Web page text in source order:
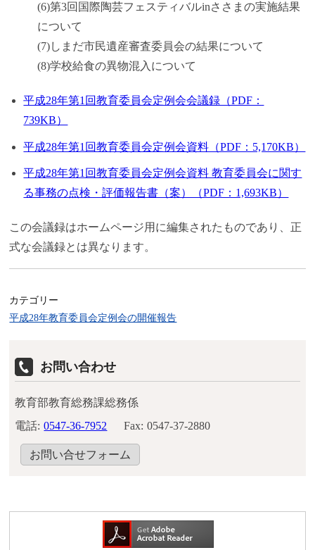
(6)第3回国際陶芸フェスティバルinささまの実施結果
について
(7)しまだ市民遺産審査委員会の結果について
(8)学校給食の異物混入について
平成28年第1回教育委員会定例会会議録（PDF：
739KB）
平成28年第1回教育委員会定例会資料（PDF：5,170KB）
平成28年第1回教育委員会定例会資料 教育委員会に関す
る事務の点検・評価報告書（案）（PDF：1,693KB）
この会議録はホームページ用に編集されたものであり、正
式な会議録とは異なります。
カテゴリー
平成28年教育委員会定例会の開催報告
お問い合わせ
教育部教育総務課総務係
電話: 0547-36-7952 Fax: 0547-37-2880
お問い合せフォーム